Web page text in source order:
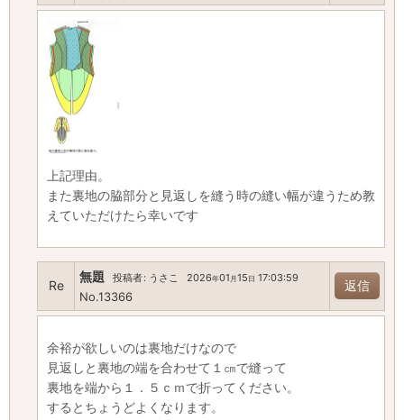
上記理由。
また裏地の脇部分と見返しを縫う時の縫い幅が違うため教
えていただけたら幸いです
Re
無題 投稿者: うさこ 2026年01 月15 日 17:03:59
No.13366
返信
余裕が欲しいのは裏地だけなので
見返しと裏地の端を合わせて１㎝で縫って
裏地を端から１．５ｃｍで折ってください。
するとちょうどよくなります。